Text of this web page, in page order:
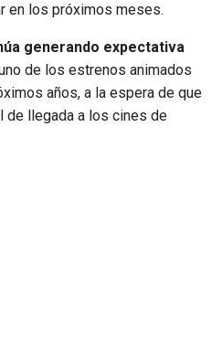
en los próximos meses.
generando expectativa
de los estrenos animados
años, a la espera de que
de llegada a los cines de